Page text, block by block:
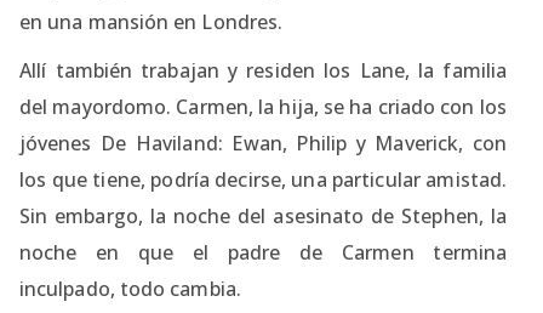
en una mansión en Londres.
Allí también trabajan y residen los Lane, la familia
del mayordomo. Carmen, la hija, se ha criado con los
jóvenes De Haviland: Ewan, Philip y Maverick, con
los que tiene, podría decirse, una particular amistad.
Sin embargo, la noche del asesinato de Stephen, la
noche en que el padre de Carmen termina
inculpado, todo cambia.